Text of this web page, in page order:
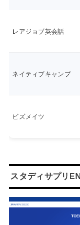
レアジョブ英会話
ネイティブキャンプ
ビズメイツ
スタディサプリ